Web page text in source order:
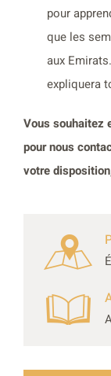
pour
que les
aux
expliquera
Vous souhaitez
pour nous
votre